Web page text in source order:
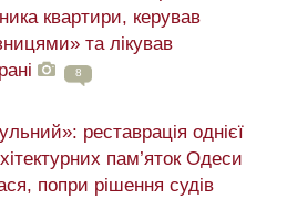
квартири, керував
та лікував
8
реставрація однієї
пам’яток Одеси
попри рішення судів